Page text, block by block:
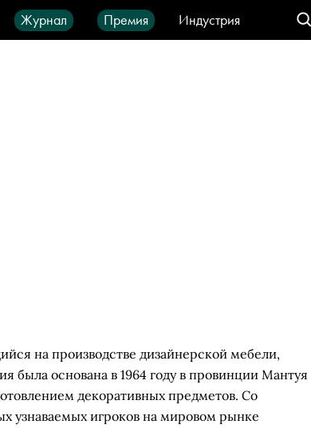
Журнал Премия
Индустрия
Город IT-продукты
на производстве дизайнерской мебели,
была основана в 1964 году в провинции Мантуя
декоративных предметов. Со
узнаваемых игроков на мировом рынке